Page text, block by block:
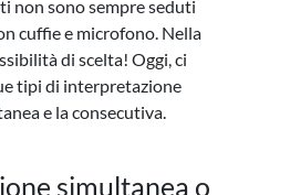
non sono sempre seduti
cuffie e microfono. Nella
di scelta! Oggi, ci
tipi di interpretazione
e la consecutiva.
simultanea o